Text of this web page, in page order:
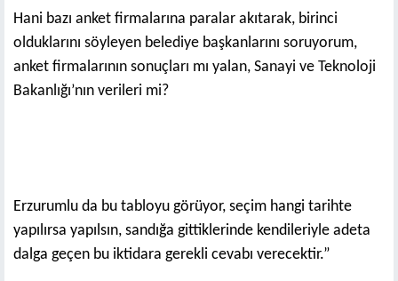
Hani bazı anket firmalarına paralar akıtarak, birinci
olduklarını söyleyen belediye başkanlarını soruyorum,
anket firmalarının sonuçları mı yalan, Sanayi ve Teknoloji
Bakanlığı’nın verileri mi?
Erzurumlu da bu tabloyu görüyor, seçim hangi tarihte
yapılırsa yapılsın, sandığa gittiklerinde kendileriyle adeta
dalga geçen bu iktidara gerekli cevabı verecektir.”